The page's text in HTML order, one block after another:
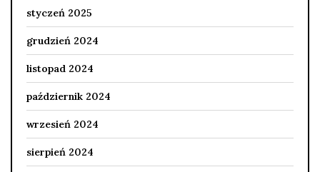
styczeń 2025
grudzień 2024
listopad 2024
październik 2024
wrzesień 2024
sierpień 2024